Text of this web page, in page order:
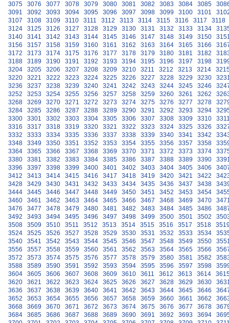
3075
3076 3077 3078 3079 3080 3081 3082 3083 3084 3085
3091
3092 3093 3094 3095 3096 3097 3098 3099 3100 3101
3107
3108 3109 3110 3111 3112 3113 3114 3115 3116 3117
3118
3124
3125 3126 3127 3128 3129 3130 3131 3132 3133 3134
3140
3141 3142 3143 3144 3145 3146 3147 3148 3149 3150
3156
3157 3158 3159 3160 3161 3162 3163 3164 3165 3166
3172
3173 3174 3175 3176 3177 3178 3179 3180 3181 3182
3188
3189 3190 3191 3192 3193 3194 3195 3196 3197 3198
3204
3205 3206 3207 3208 3209 3210 3211 3212 3213 3214
3220
3221 3222 3223 3224 3225 3226 3227 3228 3229 3230
3236
3237 3238 3239 3240 3241 3242 3243 3244 3245 3246
3252
3253 3254 3255 3256 3257 3258 3259 3260 3261 3262
3268
3269 3270 3271 3272 3273 3274 3275 3276 3277 3278
3284
3285 3286 3287 3288 3289 3290 3291 3292 3293 3294
3300
3301 3302 3303 3304 3305 3306 3307 3308 3309 3310
3316
3317 3318 3319 3320 3321 3322 3323 3324 3325 3326
3332
3333 3334 3335 3336 3337 3338 3339 3340 3341 3342
3348
3349 3350 3351 3352 3353 3354 3355 3356 3357 3358
3364
3365 3366 3367 3368 3369 3370 3371 3372 3373 3374
3380
3381 3382 3383 3384 3385 3386 3387 3388 3389 3390
3396
3397 3398 3399 3400 3401 3402 3403 3404 3405 3406
3412
3413 3414 3415 3416 3417 3418 3419 3420 3421 3422
3428
3429 3430 3431 3432 3433 3434 3435 3436 3437 3438
3444
3445 3446 3447 3448 3449 3450 3451 3452 3453 3454
3460
3461 3462 3463 3464 3465 3466 3467 3468 3469 3470
3476
3477 3478 3479 3480 3481 3482 3483 3484 3485 3486
3492
3493 3494 3495 3496 3497 3498 3499 3500 3501 3502
3508
3509 3510 3511 3512 3513 3514 3515 3516 3517 3518
3524
3525 3526 3527 3528 3529 3530 3531 3532 3533 3534
3540
3541 3542 3543 3544 3545 3546 3547 3548 3549 3550
3556
3557 3558 3559 3560 3561 3562 3563 3564 3565 3566
3572
3573 3574 3575 3576 3577 3578 3579 3580 3581 3582
3588
3589 3590 3591 3592 3593 3594 3595 3596 3597 3598
3604
3605 3606 3607 3608 3609 3610 3611 3612 3613 3614
3620
3621 3622 3623 3624 3625 3626 3627 3628 3629 3630
3636
3637 3638 3639 3640 3641 3642 3643 3644 3645 3646
3652
3653 3654 3655 3656 3657 3658 3659 3660 3661 3662
3668
3669 3670 3671 3672 3673 3674 3675 3676 3677 3678
3684
3685 3686 3687 3688 3689 3690 3691 3692 3693 3694